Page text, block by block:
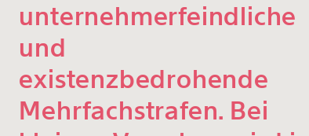
unternehmerfeindliche
und
existenzbedrohende
Mehrfachstrafen. Bei